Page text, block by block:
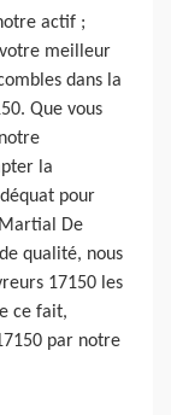
actif ;
votre meilleur
dans la
Que vous
la
pour
De
qualité, nous
17150 les
ce fait,
par notre